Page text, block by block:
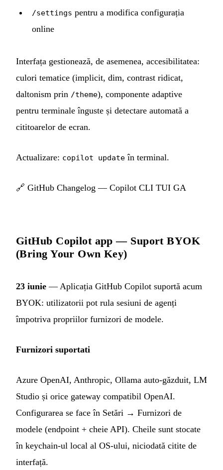
/settings pentru a modifica configurația
online
Interfața gestionează, de asemenea, accesibilitatea:
culori tematice (implicit, dim, contrast ridicat,
daltonism prin /theme), componente adaptive
pentru terminale înguste și detectare automată a
cititoarelor de ecran.
Actualizare: copilot update în terminal.
🔗 GitHub Changelog — Copilot CLI TUI GA
GitHub Copilot app — Suport BYOK
(Bring Your Own Key)
23 iunie — Aplicația GitHub Copilot suportă acum
BYOK: utilizatorii pot rula sesiuni de agenți
împotriva propriilor furnizori de modele.
Furnizori suportati
Azure OpenAI, Anthropic, Ollama auto-găzduit, LM
Studio și orice gateway compatibil OpenAI.
Configurarea se face în Setări → Furnizori de
modele (endpoint + cheie API). Cheile sunt stocate
în keychain-ul local al OS-ului, niciodată citite de
interfață.